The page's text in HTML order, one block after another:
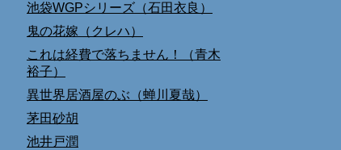
池袋WGPシリーズ（石田衣良）
鬼の花嫁（クレハ）
これは経費で落ちません！（青木
裕子）
異世界居酒屋のぶ（蝉川夏哉）
茅田砂胡
池井戸潤